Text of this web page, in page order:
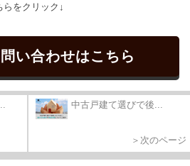
をクリック↓
い合わせはこちら
中古戸建て選びで後...
＞次のページ